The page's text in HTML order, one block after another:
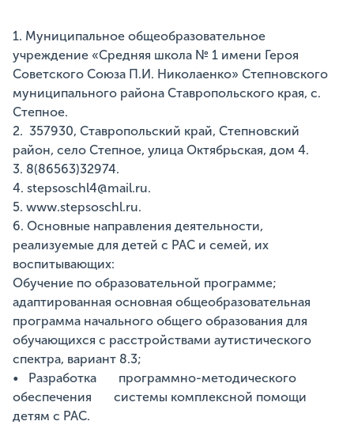
1. Муниципальное общеобразовательное
учреждение «Средняя школа № 1 имени Героя
Советского Союза П.И. Николаенко» Степновского
муниципального района Ставропольского края, с.
Степное.
2. 357930, Ставропольский край, Степновский
район, село Степное, улица Октябрьская, дом 4.
3. 8(86563)32974.
4. stepsoschl4@mail.ru.
5. www.stepsoschl.ru.
6. Основные направления деятельности,
реализуемые для детей с РАС и семей, их
воспитывающих:
Обучение по образовательной программе;
адаптированная основная общеобразовательная
программа начального общего образования для
обучающихся с расстройствами аутистического
спектра, вариант 8.3;
• Разработка программно-методического
обеспечения системы комплексной помощи
детям с РАС.